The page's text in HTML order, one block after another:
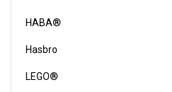
HABA®
Hasbro
LEGO®